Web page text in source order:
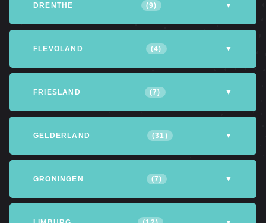
DRENTHE (9) ▼
Emmen Hoogeveen Meppel
FLEVOLAND (4) ▼
Noordoostpolder
FRIESLAND (7) ▼
Opsterland Smallingerland Tytsjerksteradiel
GELDERLAND (31) ▼
Berg en Dal Berkelland Culemborg
GRONINGEN (7) ▼